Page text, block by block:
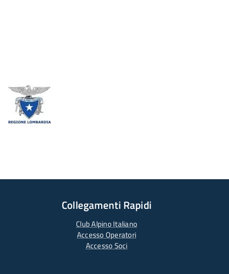
Collegamenti Rapidi
Club Alpino Italiano
Accesso Operatori
Accesso Soci